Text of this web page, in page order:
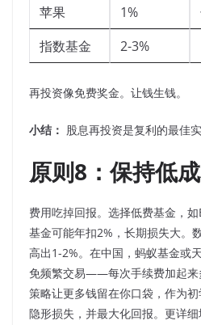
苹果 1%
指数基金
2-3%
再投资像免费奖金。让钱生钱。
小结： 股息再投资是复利的最佳实
原则8：保持低
费用吃掉回报。选择低费基金，
基金可能年扣2%，长期损失大。
高出1-2%。在中国，蚂蚁基金或
免频繁交易——每次手续费加起来
策略让更多钱留在你口袋，作为
隐形损失，并最大化回报。更详